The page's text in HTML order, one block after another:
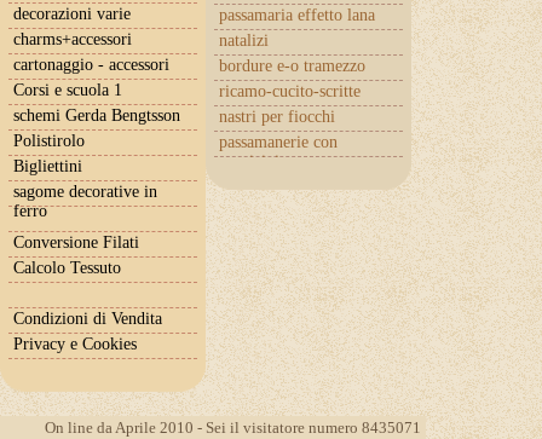
passamaria effetto lana
natalizi
bordure e-o tramezzo
ricamo-cucito-scritte
nastri per fiocchi
passamanerie con
cuoricini
decorazioni varie
charms+accessori
cartonaggio - accessori
Corsi e scuola 1
schemi Gerda Bengtsson
Polistirolo
Bigliettini
sagome decorative in
ferro
Conversione Filati
Calcolo Tessuto
Condizioni di Vendita
Privacy e Cookies
On line da Aprile 2010 - Sei il visitatore numero 8435071